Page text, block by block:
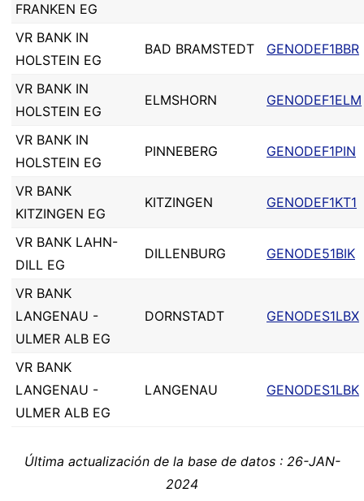
FRANKEN EG
VR BANK IN
HOLSTEIN EG
BAD BRAMSTEDT GENODEF1BBR
VR BANK IN
HOLSTEIN EG
ELMSHORN GENODEF1ELM
VR BANK IN
HOLSTEIN EG
PINNEBERG GENODEF1PIN
VR BANK
KITZINGEN EG
KITZINGEN GENODEF1KT1
VR BANK LAHN-
DILL EG
DILLENBURG GENODE51BIK
VR BANK
LANGENAU -
ULMER ALB EG
DORNSTADT GENODES1LBX
VR BANK
LANGENAU -
ULMER ALB EG
LANGENAU GENODES1LBK
Última actualización de la base de datos : 26-JAN-
2024